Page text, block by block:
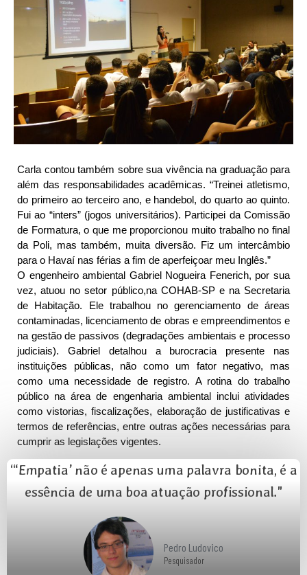
Carla contou também sobre sua vivência na graduação para
além das responsabilidades acadêmicas. “Treinei atletismo,
do primeiro ao terceiro ano, e handebol, do quarto ao quinto.
Fui ao “inters” (jogos universitários). Participei da Comissão
de Formatura, o que me proporcionou muito trabalho no final
da Poli, mas também, muita diversão. Fiz um intercâmbio
para o Havaí nas férias a fim de aperfeiçoar meu Inglês.”
O engenheiro ambiental Gabriel Nogueira Fenerich, por sua
vez, atuou no setor público,na COHAB-SP e na Secretaria
de Habitação. Ele trabalhou no gerenciamento de áreas
contaminadas, licenciamento de obras e empreendimentos e
na gestão de passivos (degradações ambientais e processo
judiciais). Gabriel detalhou a burocracia presente nas
instituições públicas, não como um fator negativo, mas
como uma necessidade de registro. A rotina do trabalho
público na área de engenharia ambiental inclui atividades
como vistorias, fiscalizações, elaboração de justificativas e
termos de referências, entre outras ações necessárias para
cumprir as legislações vigentes.
“‘Empatia’ não é apenas uma palavra bonita, é a
essência de uma boa atuação profissional."
Pedro Ludovico
Pesquisador